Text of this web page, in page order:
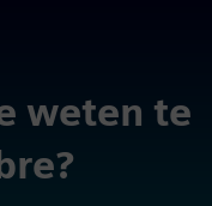
weten te